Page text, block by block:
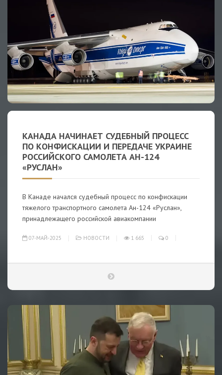
КАНАДА НАЧИНАЕТ СУДЕБНЫЙ ПРОЦЕСС
ПО КОНФИСКАЦИИ И ПЕРЕДАЧЕ УКРАИНЕ
РОССИЙСКОГО САМОЛЕТА АН-124
«РУСЛАН»
В Канаде начался судебный процесс по конфискации
тяжелого транспортного самолета Ан-124 «Руслан»,
принадлежащего российской авиакомпании
07-МАЙ-2025 НОВОСТИ 1 665 0